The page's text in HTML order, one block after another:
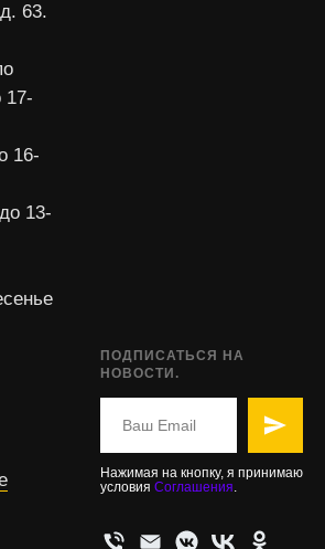
63.
17-
16-
13-
ПОДПИСАТЬСЯ НА
НОВОСТИ.
Нажимая на кнопку, я принимаю
условия Соглашения.